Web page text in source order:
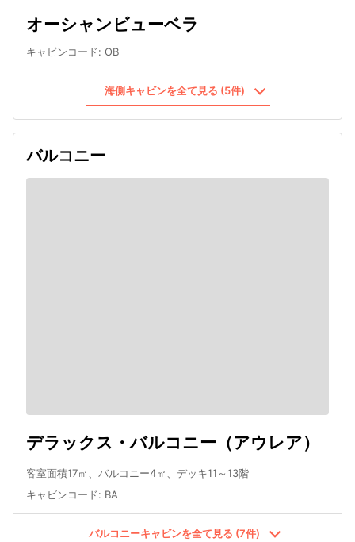
オーシャンビューベラ
キャビンコード: OB
海側キャビンを全て見る (5件)
バルコニー
デラックス・バルコニー（アウレア）
客室面積17㎡、バルコニー4㎡、デッキ11～13階
キャビンコード: BA
バルコニーキャビンを全て見る (7件)